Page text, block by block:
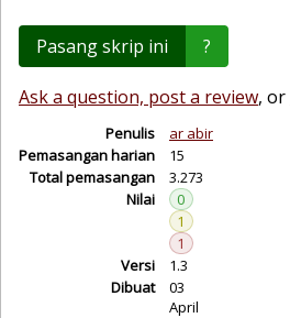
Pasang skrip ini ?
Ask a question, post a review, or
Penulis
ar abir
Pemasangan harian
15
Total pemasangan
3.273
Nilai
0
1
1
Versi
1.3
Dibuat
03
April